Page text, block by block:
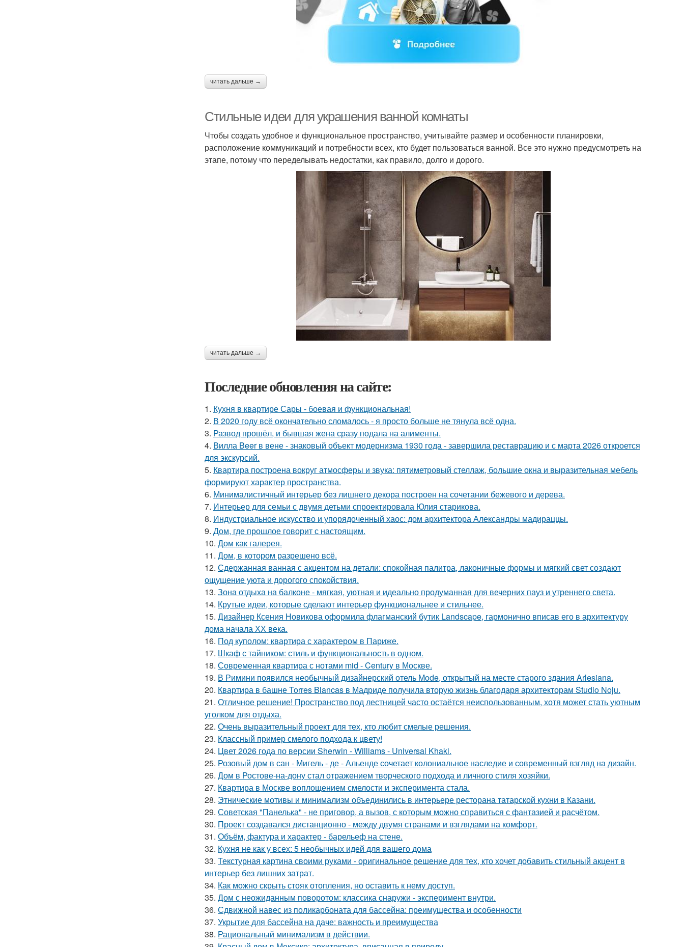
читать дальше →
Стильные идеи для украшения ванной комнаты
Чтобы создать удобное и функциональное пространство, учитывайте размер и особенности планировки,
расположение коммуникаций и потребности всех, кто будет пользоваться ванной. Все это нужно предусмотреть на
этапе, потому что переделывать недостатки, как правило, долго и дорого.
читать дальше →
Последние обновления на сайте:
1. Кухня в квартире Сары - боевая и функциональная!
2. В 2020 году всё окончательно сломалось - я просто больше не тянула всё одна.
3. Развод прошёл, и бывшая жена сразу подала на алименты.
4. Вилла Beer в вене - знаковый объект модернизма 1930 года - завершила реставрацию и с марта 2026 откроется
для экскурсий.
5. Квартира построена вокруг атмосферы и звука: пятиметровый стеллаж, большие окна и выразительная мебель
формируют характер пространства.
6. Минималистичный интерьер без лишнего декора построен на сочетании бежевого и дерева.
7. Интерьер для семьи с двумя детьми спроектировала Юлия старикова.
8. Индустриальное искусство и упорядоченный хаос: дом архитектора Александры мадираццы.
9. Дом, где прошлое говорит с настоящим.
10. Дом как галерея.
11. Дом, в котором разрешено всё.
12. Сдержанная ванная с акцентом на детали: спокойная палитра, лаконичные формы и мягкий свет создают
ощущение уюта и дорогого спокойствия.
13. Зона отдыха на балконе - мягкая, уютная и идеально продуманная для вечерних пауз и утреннего света.
14. Крутые идеи, которые сделают интерьер функциональнее и стильнее.
15. Дизайнер Ксения Новикова оформила флагманский бутик Landscape, гармонично вписав его в архитектуру
дома начала ХХ века.
16. Под куполом: квартира с характером в Париже.
17. Шкаф с тайником: стиль и функциональность в одном.
18. Современная квартира с нотами mid - Century в Москве.
19. В Римини появился необычный дизайнерский отель Mode, открытый на месте старого здания Arlesiana.
20. Квартира в башне Torres Blancas в Мадриде получила вторую жизнь благодаря архитекторам Studio Noju.
21. Отличное решение! Пространство под лестницей часто остаётся неиспользованным, хотя может стать уютным
уголком для отдыха.
22. Очень выразительный проект для тех, кто любит смелые решения.
23. Классный пример смелого подхода к цвету!
24. Цвет 2026 года по версии Sherwin - Williams - Universal Khaki.
25. Розовый дом в сан - Мигель - де - Альенде сочетает колониальное наследие и современный взгляд на дизайн.
26. Дом в Ростове-на-дону стал отражением творческого подхода и личного стиля хозяйки.
27. Квартира в Москве воплощением смелости и эксперимента стала.
28. Этнические мотивы и минимализм объединились в интерьере ресторана татарской кухни в Казани.
29. Советская "Панелька" - не приговор, а вызов, с которым можно справиться с фантазией и расчётом.
30. Проект создавался дистанционно - между двумя странами и взглядами на комфорт.
31. Объём, фактура и характер - барельеф на стене.
32. Кухня не как у всех: 5 необычных идей для вашего дома
33. Текстурная картина своими руками - оригинальное решение для тех, кто хочет добавить стильный акцент в
интерьер без лишних затрат.
34. Как можно скрыть стояк отопления, но оставить к нему доступ.
35. Дом с неожиданным поворотом: классика снаружи - эксперимент внутри.
36. Сдвижной навес из поликарбоната для бассейна: преимущества и особенности
37. Укрытие для бассейна на даче: важность и преимущества
38. Рациональный минимализм в действии.